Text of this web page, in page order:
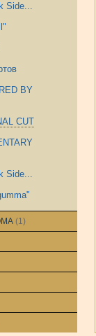
Side...
BY
CUT
Side...
(1)